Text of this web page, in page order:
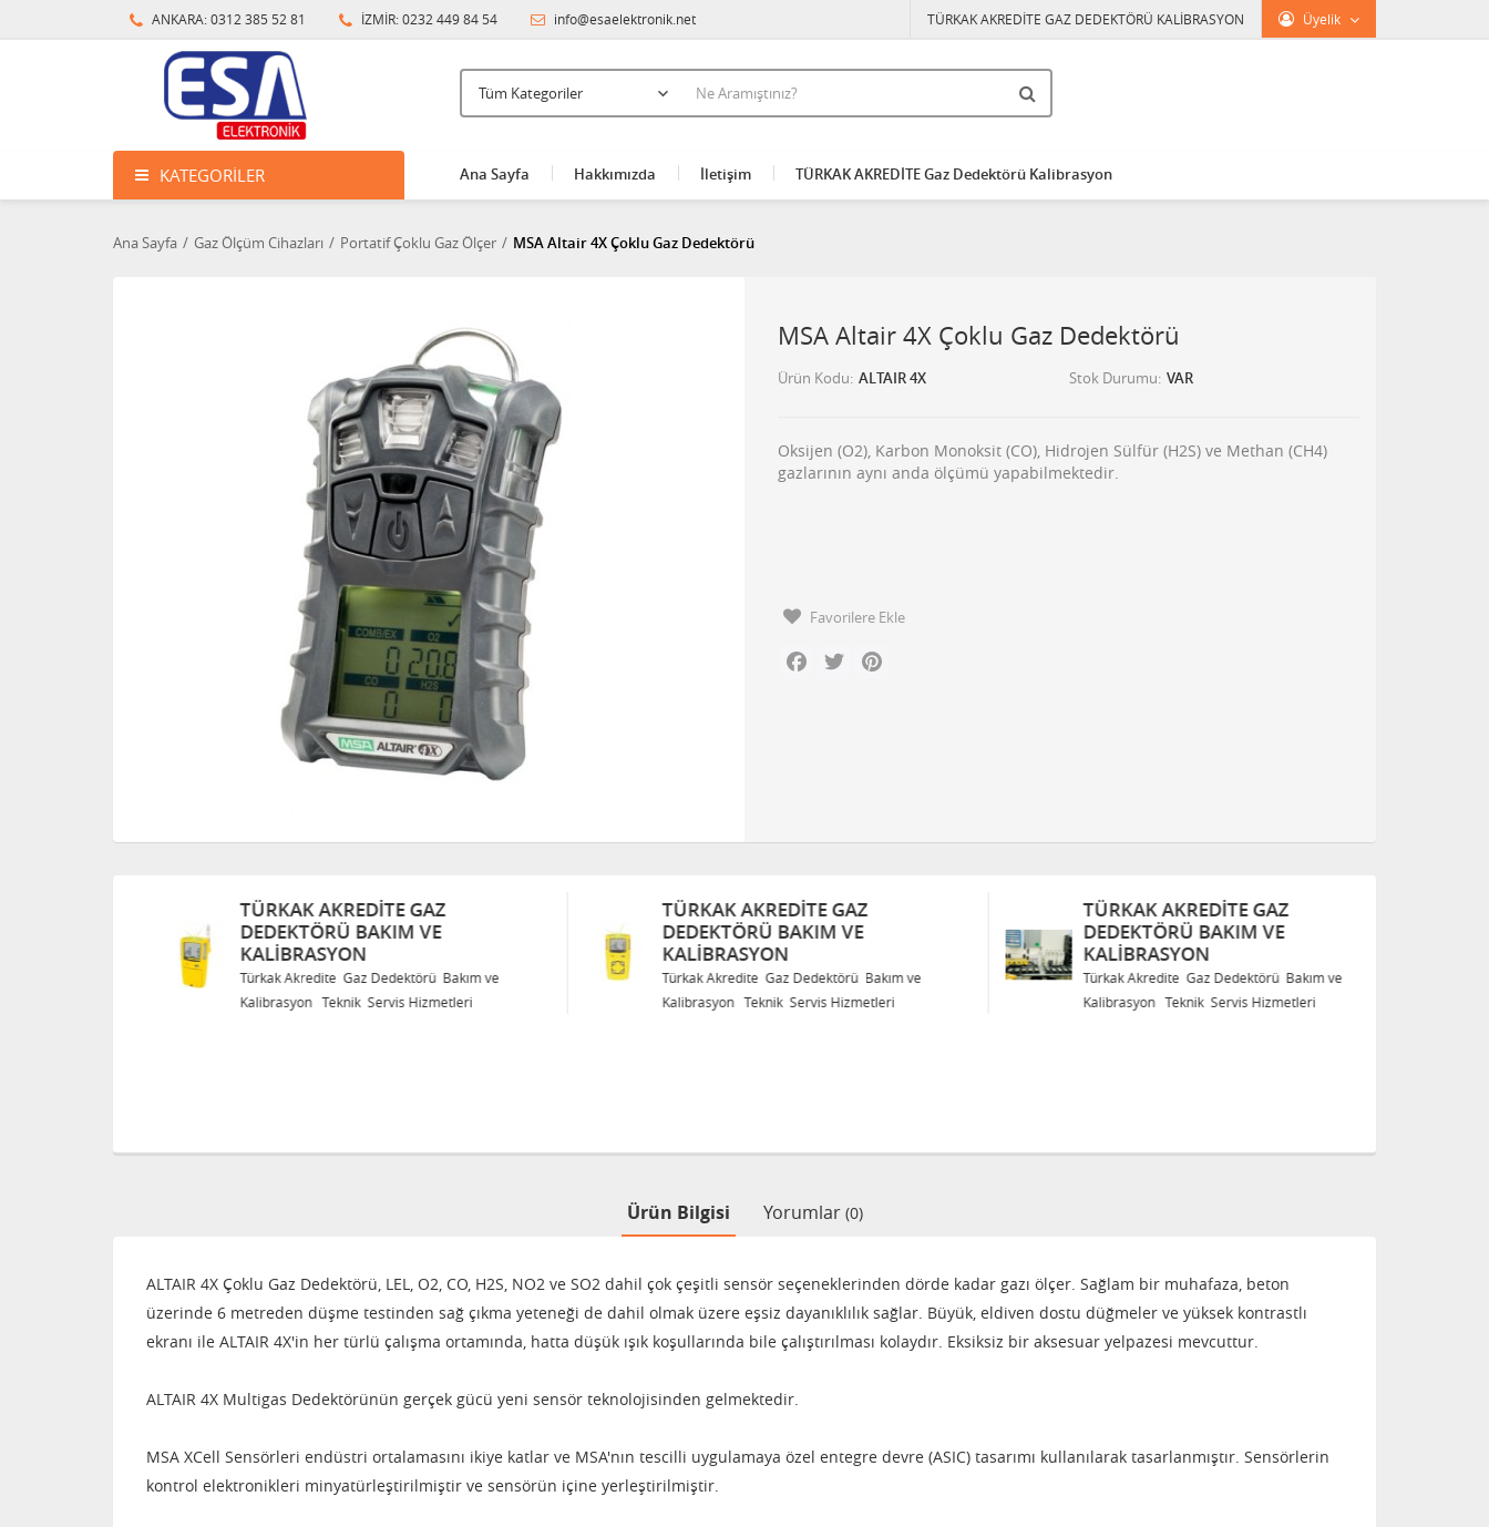
ANKARA: 0312 385 52 81 İZMİR: 0232 449 84 54 info@esaelektronik.net Üyelik
TÜRKAK AKREDİTE GAZ DEDEKTÖRÜ KALİBRASYON
KATEGORILER Ana Sayfa Hakkımızda İletişim TÜRKAK AKREDİTE Gaz Dedektörü Kalibrasyon
Ana Sayfa Gaz Ölçüm Cihazları Portatif Çoklu Gaz Ölçer MSA Altair 4X Çoklu Gaz Dedektörü
MSA Altair 4X Çoklu Gaz Dedektörü
Ürün Kodu ALTAIR 4X Stok Durumu VAR
Oksijen (O2), Karbon Monoksit (CO), Hidrojen Sülfür (H2S) ve Methan (CH4)
gazlarının aynı anda ölçümü yapabilmektedir.
Favorilere Ekle
Facebook
Twitter
TÜRKAK AKREDITE GAZ
DEDEKTÖRÜ BAKIM VE
KALIBRASYON
Türkak Akredite Gaz Dedektörü Bakım ve
Kalibrasyon Teknik Servis Hizmetleri
TÜRKAK AKREDITE GAZ
DEDEKTÖRÜ BAKIM VE
KALIBRASYON
Türkak Akredite Gaz Dedektörü Bakım ve
Kalibrasyon Teknik Servis Hizmetleri
TÜRKAK AKREDITE GAZ
DEDEKTÖRÜ BAKIM VE
KALIBRASYON
Türkak Akredite Gaz Dedektörü Bakım ve
Kalibrasyon Teknik Servis Hizmetleri
Ürün Bilgisi Yorumlar (0)
ALTAIR 4X Çoklu Gaz Dedektörü, LEL, O2, CO, H2S, NO2 ve SO2 dahil çok çeşitli sensör seçeneklerinden dörde kadar gazı ölçer. Sağlam bir muhafaza, beton
üzerinde 6 metreden düşme testinden sağ çıkma yeteneği de dahil olmak üzere eşsiz dayanıklılık sağlar. Büyük, eldiven dostu düğmeler ve yüksek kontrastlı
ekranı ile ALTAIR 4X'in her türlü çalışma ortamında, hatta düşük ışık koşullarında bile çalıştırılması kolaydır. Eksiksiz bir aksesuar yelpazesi mevcuttur.
ALTAIR 4X Multigas Dedektörünün gerçek gücü yeni sensör teknolojisinden gelmektedir.
MSA XCell Sensörleri endüstri ortalamasını ikiye katlar ve MSA'nın tescilli uygulamaya özel entegre devre (ASIC) tasarımı kullanılarak tasarlanmıştır. Sensörlerin
kontrol elektronikleri minyatürleştirilmiştir ve sensörün içine yerleştirilmiştir.